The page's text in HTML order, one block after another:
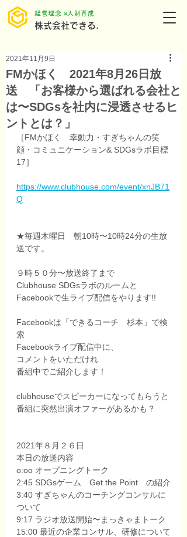
株式会社できる.
​経営理念 ×人財育成
FMかほく 2021年8月26日放
送 「お客様から選ばれる会社と
は〜SDGsを社内に浸透させるヒ
ントとは？」
2021年11月9日
［FMかほく　幸動力・すぎちゃんの笑
顔・コミュニケーション& SDGsラボ目標
17］
https://www.clubhouse.com/event/xnJB71
Q
★毎週木曜日　朝10時〜10時24分の生放
送です。
９時５０分〜放送終了まで
Clubhouse SDGsラボのルームと
Facebookで生ライブ配信をやります!!
Facebookは「できるコーチ　杉本」で検
索
Facebookライブ配信中に、
コメントをいただけれ
番組中でご紹介します！
clubhouseでスピーカーになってもらうと
番組に突然出演オファーがあるかも？
2021年８月２６日
本日の放送内容
o:oo オープニングトーク
2:45 SDGsゲーム　Get the Point　の紹介
3:40 すぎちゃんのコーチングコンサルに
ついて
9:17 ラジオ放送開始〜まっきゃまトーク
15:00 最近の企業コンサル、研修について